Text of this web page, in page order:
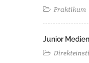
Praktikum
Junior